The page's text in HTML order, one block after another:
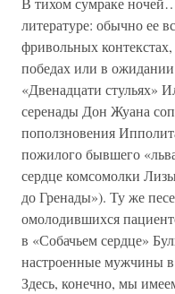
литературе: обычно ее
фривольных
победах или в
«Двенадцати стульях»
серенады Дон Жуана
поползновения
пожилого бывшего
сердце комсомолки
до Гренады»). Ту же
омолодившихся
в «Собачьем сердце»
настроенные мужчины в
Здесь, конечно, мы